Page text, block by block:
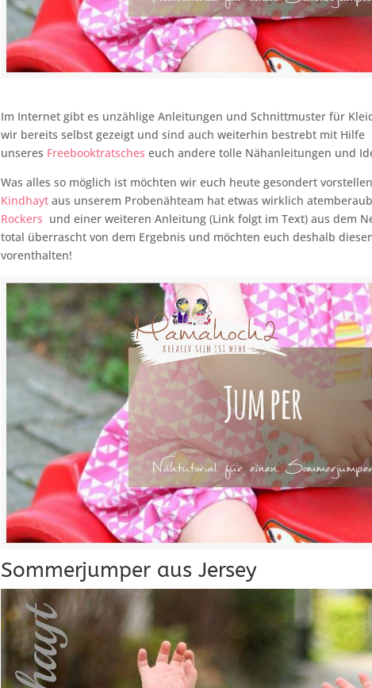
Im Internet gibt es unzählige Anleitungen und Schnittmuster für
wir bereits selbst gezeigt und sind auch weiterhin bestrebt mit Hilfe
unseres Freebooktratsches euch andere tolle Nähanleitungen und
Was alles so möglich ist möchten wir euch heute gesondert
Kindhayt aus unserem Probenähteam hat etwas wirklich
Rockers und einer weiteren Anleitung (Link folgt im Text) aus dem
total überrascht von dem Ergebnis und möchten euch deshalb
vorenthalten!
Sommerjumper aus Jersey